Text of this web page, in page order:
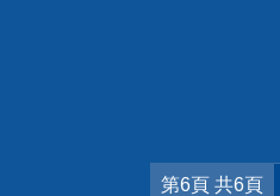
第6頁 共6頁